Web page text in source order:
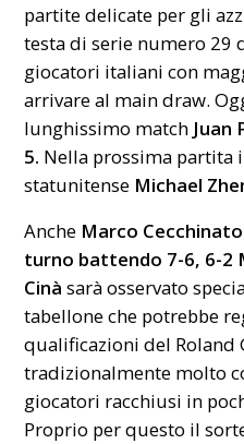
partite delicate per gli
testa di serie numero 29
giocatori italiani con
arrivare al main draw.
lunghissimo match Juan
5. Nella prossima partita
statunitense Michael
Anche Marco
turno battendo 7-6, 6-2
Cinà sarà osservato
tabellone che potrebbe
qualificazioni del Roland
tradizionalmente molto
giocatori racchiusi in
Proprio per questo il